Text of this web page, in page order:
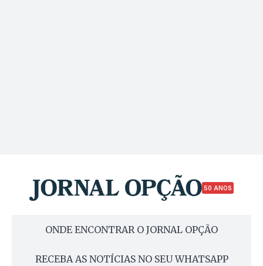
50 ANOS
ONDE ENCONTRAR O JORNAL OPÇÃO
RECEBA AS NOTÍCIAS NO SEU WHATSAPP